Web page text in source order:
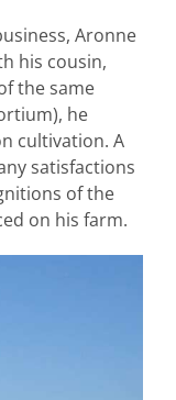
Aronne
his cousin,
the same
he
cultivation. A
satisfactions
of the
on his farm.